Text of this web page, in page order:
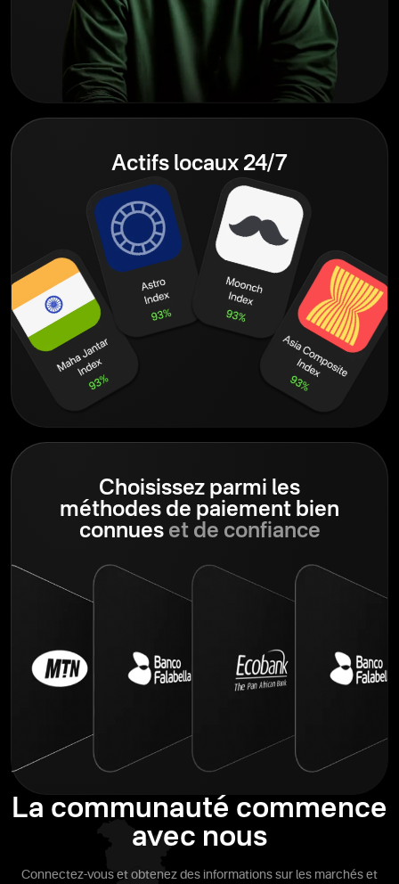
Actifs locaux 24/7
Choisissez parmi les
méthodes de paiement bien
connueset de confiance
La communauté commence
avec nous
Connectez-vous et obtenez des informations sur les marchés et